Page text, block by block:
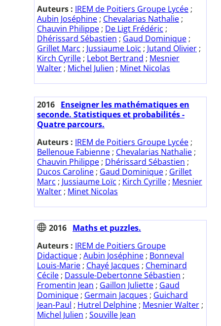
Auteurs : IREM de Poitiers Groupe Lycée ;
Aubin Joséphine ; Chevalarias Nathalie ;
Chauvin Philippe ; De Ligt Frédéric ;
Dhérissard Sébastien ; Gaud Dominique ;
Grillet Marc ; Jussiaume Loïc ; Jutand Olivier ;
Kirch Cyrille ; Lebot Bertrand ; Mesnier
Walter ; Michel Julien ; Minet Nicolas
2016 Enseigner les mathématiques en
seconde. Statistiques et probabilités -
Quatre parcours.
Auteurs : IREM de Poitiers Groupe Lycée ;
Bellenoue Fabienne ; Chevalarias Nathalie ;
Chauvin Philippe ; Dhérissard Sébastien ;
Ducos Caroline ; Gaud Dominique ; Grillet
Marc ; Jussiaume Loïc ; Kirch Cyrille ; Mesnier
Walter ; Minet Nicolas
2016 Maths et puzzles.
Auteurs : IREM de Poitiers Groupe
Didactique ; Aubin Joséphine ; Bonneval
Louis-Marie ; Chayé Jacques ; Cheminard
Cécile ; Dassule-Debertonne Sébastien ;
Fromentin Jean ; Gaillon Juliette ; Gaud
Dominique ; Germain Jacques ; Guichard
Jean-Paul ; Hutrel Delphine ; Mesnier Walter ;
Michel Julien ; Souville Jean